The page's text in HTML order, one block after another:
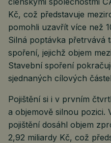
Kč, což představuje
pomohli uzavřít více než
Silná poptávka přetrvává
spoření, jejichž objem
Stavební spoření
sjednaných cílových
Pojištění si i v prvním
a objemově silnou pozici.
pojištění dosáhl objem
2,92 miliardy Kč, což